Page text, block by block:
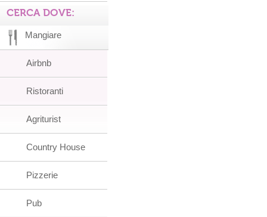
CERCA DOVE:
Mangiare
Airbnb
Ristoranti
Agriturist
Country House
Pizzerie
Pub